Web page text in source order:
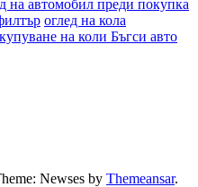
на автомобил преди покупка
оглед на кола
на коли Бъгси авто
Newses by Themeansar.